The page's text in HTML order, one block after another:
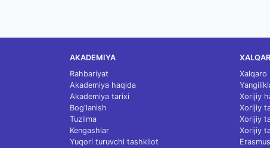
AKADEMIYA
Rahbariyat
Akademiya haqida
Akademiya tarixi
Bog'lanish
Tuzilma
Kengashlar
Yuqori turuvchi tashkilot
Xalqaro
Xorijiy
Xorijiy
Xorijiy
Xorijiy